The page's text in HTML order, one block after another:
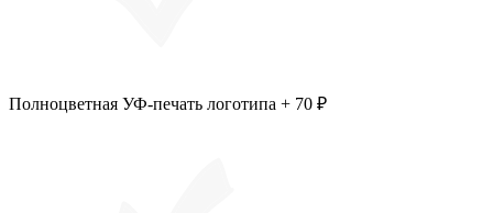
Полноцветная УФ-печать логотипа + 70 ₽